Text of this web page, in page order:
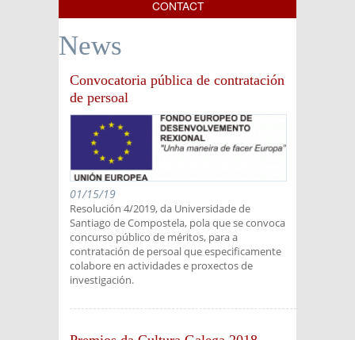
CONTACT
News
Convocatoria pública de contratación
de persoal
01/15/19
Resolución 4/2019, da Universidade de
Santiago de Compostela, pola que se convoca
concurso público de méritos, para a
contratación de persoal que especificamente
colabore en actividades e proxectos de
investigación.